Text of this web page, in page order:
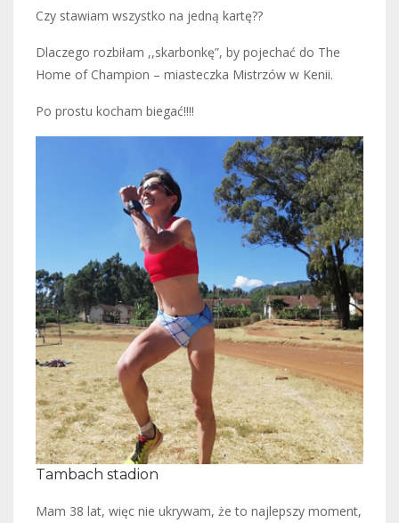
Czy stawiam wszystko na jedną kartę??
Dlaczego rozbiłam ,,skarbonkę”, by pojechać do The
Home of Champion – miasteczka Mistrzów w Kenii.
Po prostu kocham biegać!!!!
Tambach stadion
Mam 38 lat, więc nie ukrywam, że to najlepszy moment,